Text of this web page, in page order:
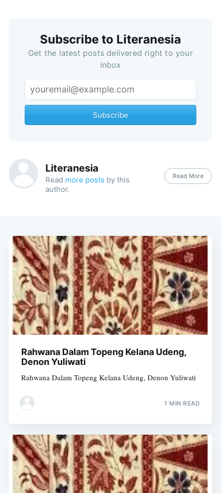
Subscribe to Literanesia
Get the latest posts delivered right to your
inbox
Subscribe
Literanesia
Read more posts by this
author.
Read More
Rahwana Dalam Topeng Kelana Udeng,
Denon Yuliwati
Rahwana Dalam Topeng Kelana Udeng, Denon Yuliwati
1 MIN READ